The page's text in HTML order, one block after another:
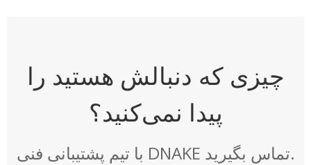
چیزی که دنبالش هستید را
پیدا نمی‌کنید؟
با تیم پشتیبانی فنی DNAKE تماس بگیرید.